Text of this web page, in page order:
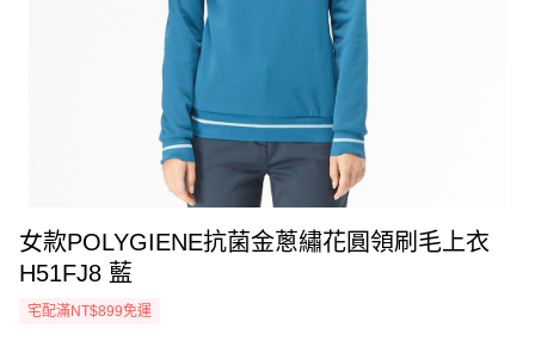
女款POLYGIENE抗菌金蔥繡花圓領刷毛上衣
H51FJ8 藍
宅配滿NT$899免運